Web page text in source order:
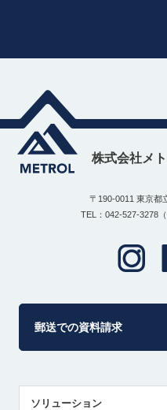
株式会社メ
〒190-0011 東京都
TEL：042-527-3278
郵送での資料請求
ソリューション